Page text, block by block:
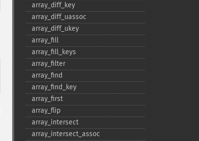
array_​diff_​key
array_​diff_​uassoc
array_​diff_​ukey
array_​fill
array_​fill_​keys
array_​filter
array_​find
array_​find_​key
array_​first
array_​flip
array_​intersect
array_​intersect_​assoc